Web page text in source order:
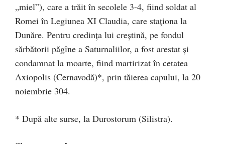
„miel”), care a trăit în secolele 3-4, fiind soldat al
Romei în Legiunea XI Claudia, care staționa la
Dunăre. Pentru credința lui creștină, pe fondul
sărbătorii păgîne a Saturnaliilor, a fost arestat și
condamnat la moarte, fiind martirizat în cetatea
Axiopolis (Cernavodă)*, prin tăierea capului, la 20
noiembrie 304.
* După alte surse, la Durostorum (Silistra).